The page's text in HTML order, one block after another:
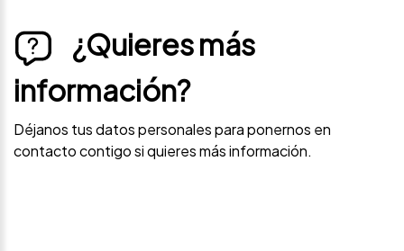
¿Quieres más
información?
Déjanos tus datos personales para ponernos en
contacto contigo si quieres más información.